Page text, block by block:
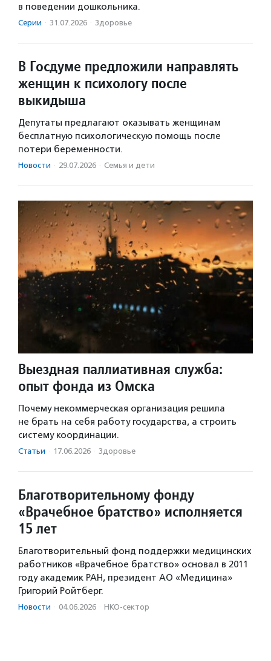
в поведении дошкольника.
Серии · 31.07.2026 · Здоровье
В Госдуме предложили направлять
женщин к психологу после
выкидыша
Депутаты предлагают оказывать женщинам
бесплатную психологическую помощь после
потери беременности.
Новости · 29.07.2026 · Семья и дети
Выездная паллиативная служба:
опыт фонда из Омска
Почему некоммерческая организация решила
не брать на себя работу государства, а строить
систему координации.
Статьи · 17.06.2026 · Здоровье
Благотворительному фонду
«Врачебное братство» исполняется
15 лет
Благотворительный фонд поддержки медицинских
работников «Врачебное братство» основал в 2011
году академик РАН, президент АО «Медицина»
Григорий Ройтберг.
Новости · 04.06.2026 · НКО-сектор